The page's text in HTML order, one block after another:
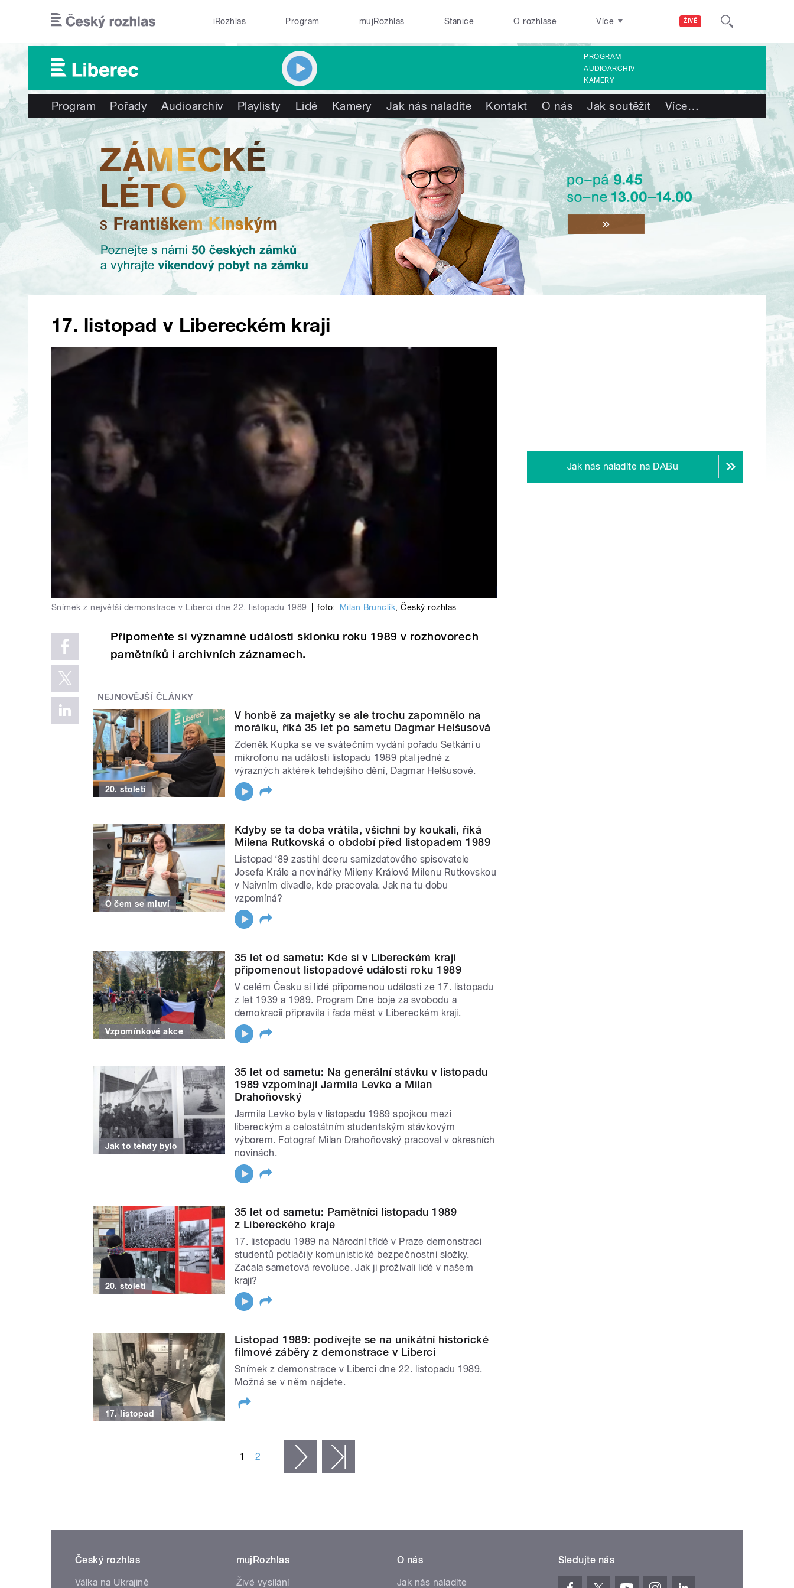
ŽIVĚ
iRozhlas Program mujRozhlas Stanice O rozhlase Více
PROGRAM
AUDIOARCHIV
KAMERY
Program Pořady Audioarchiv Playlisty Lidé Kamery Jak nás naladíte Kontakt O nás Jak soutěžit Více…
17. listopad v Libereckém kraji
Snímek z největší demonstrace v Liberci dne 22. listopadu 1989 foto: Milan Brunclík,Český rozhlas
Připomeňte si významné události sklonku roku 1989 v rozhovorech
pamětníků i archivních záznamech.
NEJNOVĚJŠÍ ČLÁNKY
20. století
V honbě za majetky se ale trochu zapomnělo na
morálku, říká 35 let po sametu Dagmar Helšusová
Zdeněk Kupka se ve svátečním vydání pořadu Setkání u
mikrofonu na události listopadu 1989 ptal jedné z
výrazných aktérek tehdejšího dění, Dagmar Helšusové.
O čem se mluví
Kdyby se ta doba vrátila, všichni by koukali, říká
Milena Rutkovská o období před listopadem 1989
Listopad ‘89 zastihl dceru samizdatového spisovatele
Josefa Krále a novinářky Mileny Králové Milenu Rutkovskou
v Naivním divadle, kde pracovala. Jak na tu dobu
vzpomíná?
Vzpomínkové akce
35 let od sametu: Kde si v Libereckém kraji
připomenout listopadové události roku 1989
V celém Česku si lidé připomenou události ze 17. listopadu
z let 1939 a 1989. Program Dne boje za svobodu a
demokracii připravila i řada měst v Libereckém kraji.
Jak to tehdy bylo
35 let od sametu: Na generální stávku v listopadu
1989 vzpomínají Jarmila Levko a Milan
Drahoňovský
Jarmila Levko byla v listopadu 1989 spojkou mezi
libereckým a celostátním studentským stávkovým
výborem. Fotograf Milan Drahoňovský pracoval v okresních
novinách.
20. století
35 let od sametu: Pamětníci listopadu 1989
z Libereckého kraje
17. listopadu 1989 na Národní třídě v Praze demonstraci
studentů potlačily komunistické bezpečnostní složky.
Začala sametová revoluce. Jak ji prožívali lidé v našem
kraji?
17. listopad
Listopad 1989: podívejte se na unikátní historické
filmové záběry z demonstrace v Liberci
Snímek z demonstrace v Liberci dne 22. listopadu 1989.
Možná se v něm najdete.
1 2 následující ›
Jak nás naladíte na DABu
Český rozhlas
Válka na Ukrajině
mujRozhlas
Živé vysílání
O nás
Jak nás naladíte
Sledujte nás